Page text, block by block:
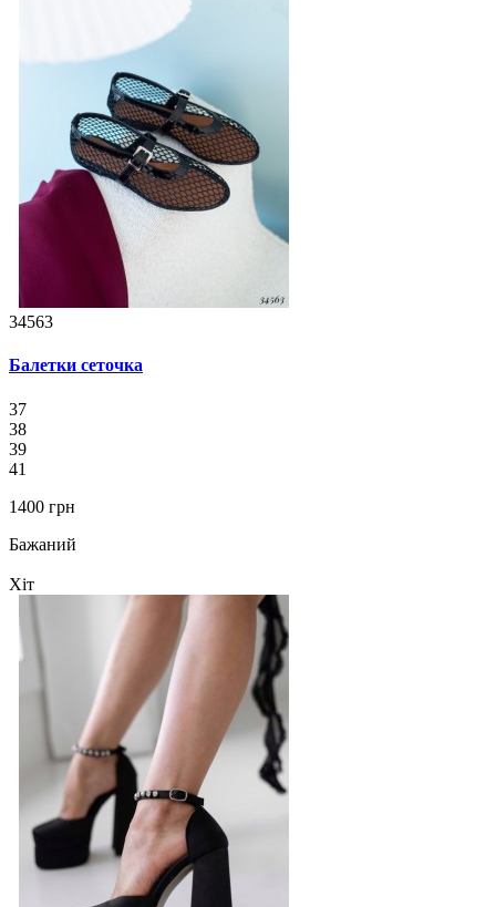
34563
Балетки сеточка
37
38
39
41
1400 грн
Бажаний
Хіт